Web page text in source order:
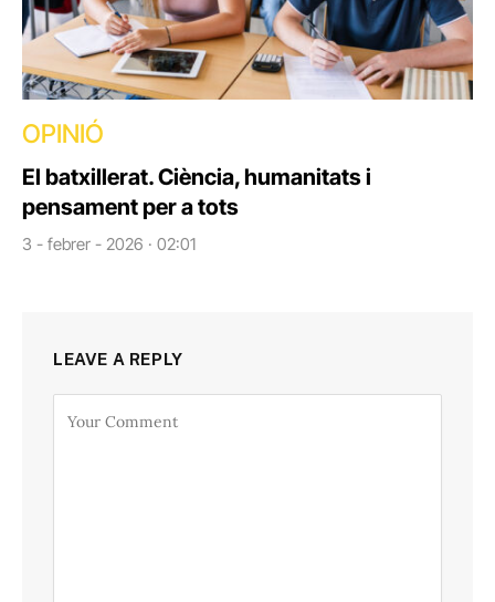
OPINIÓ
El batxillerat. Ciència, humanitats i
pensament per a tots
3 - febrer - 2026 · 02:01
LEAVE A REPLY